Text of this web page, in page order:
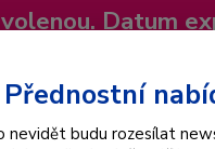
Datum
Přednostní
nevidět budu rozesílat